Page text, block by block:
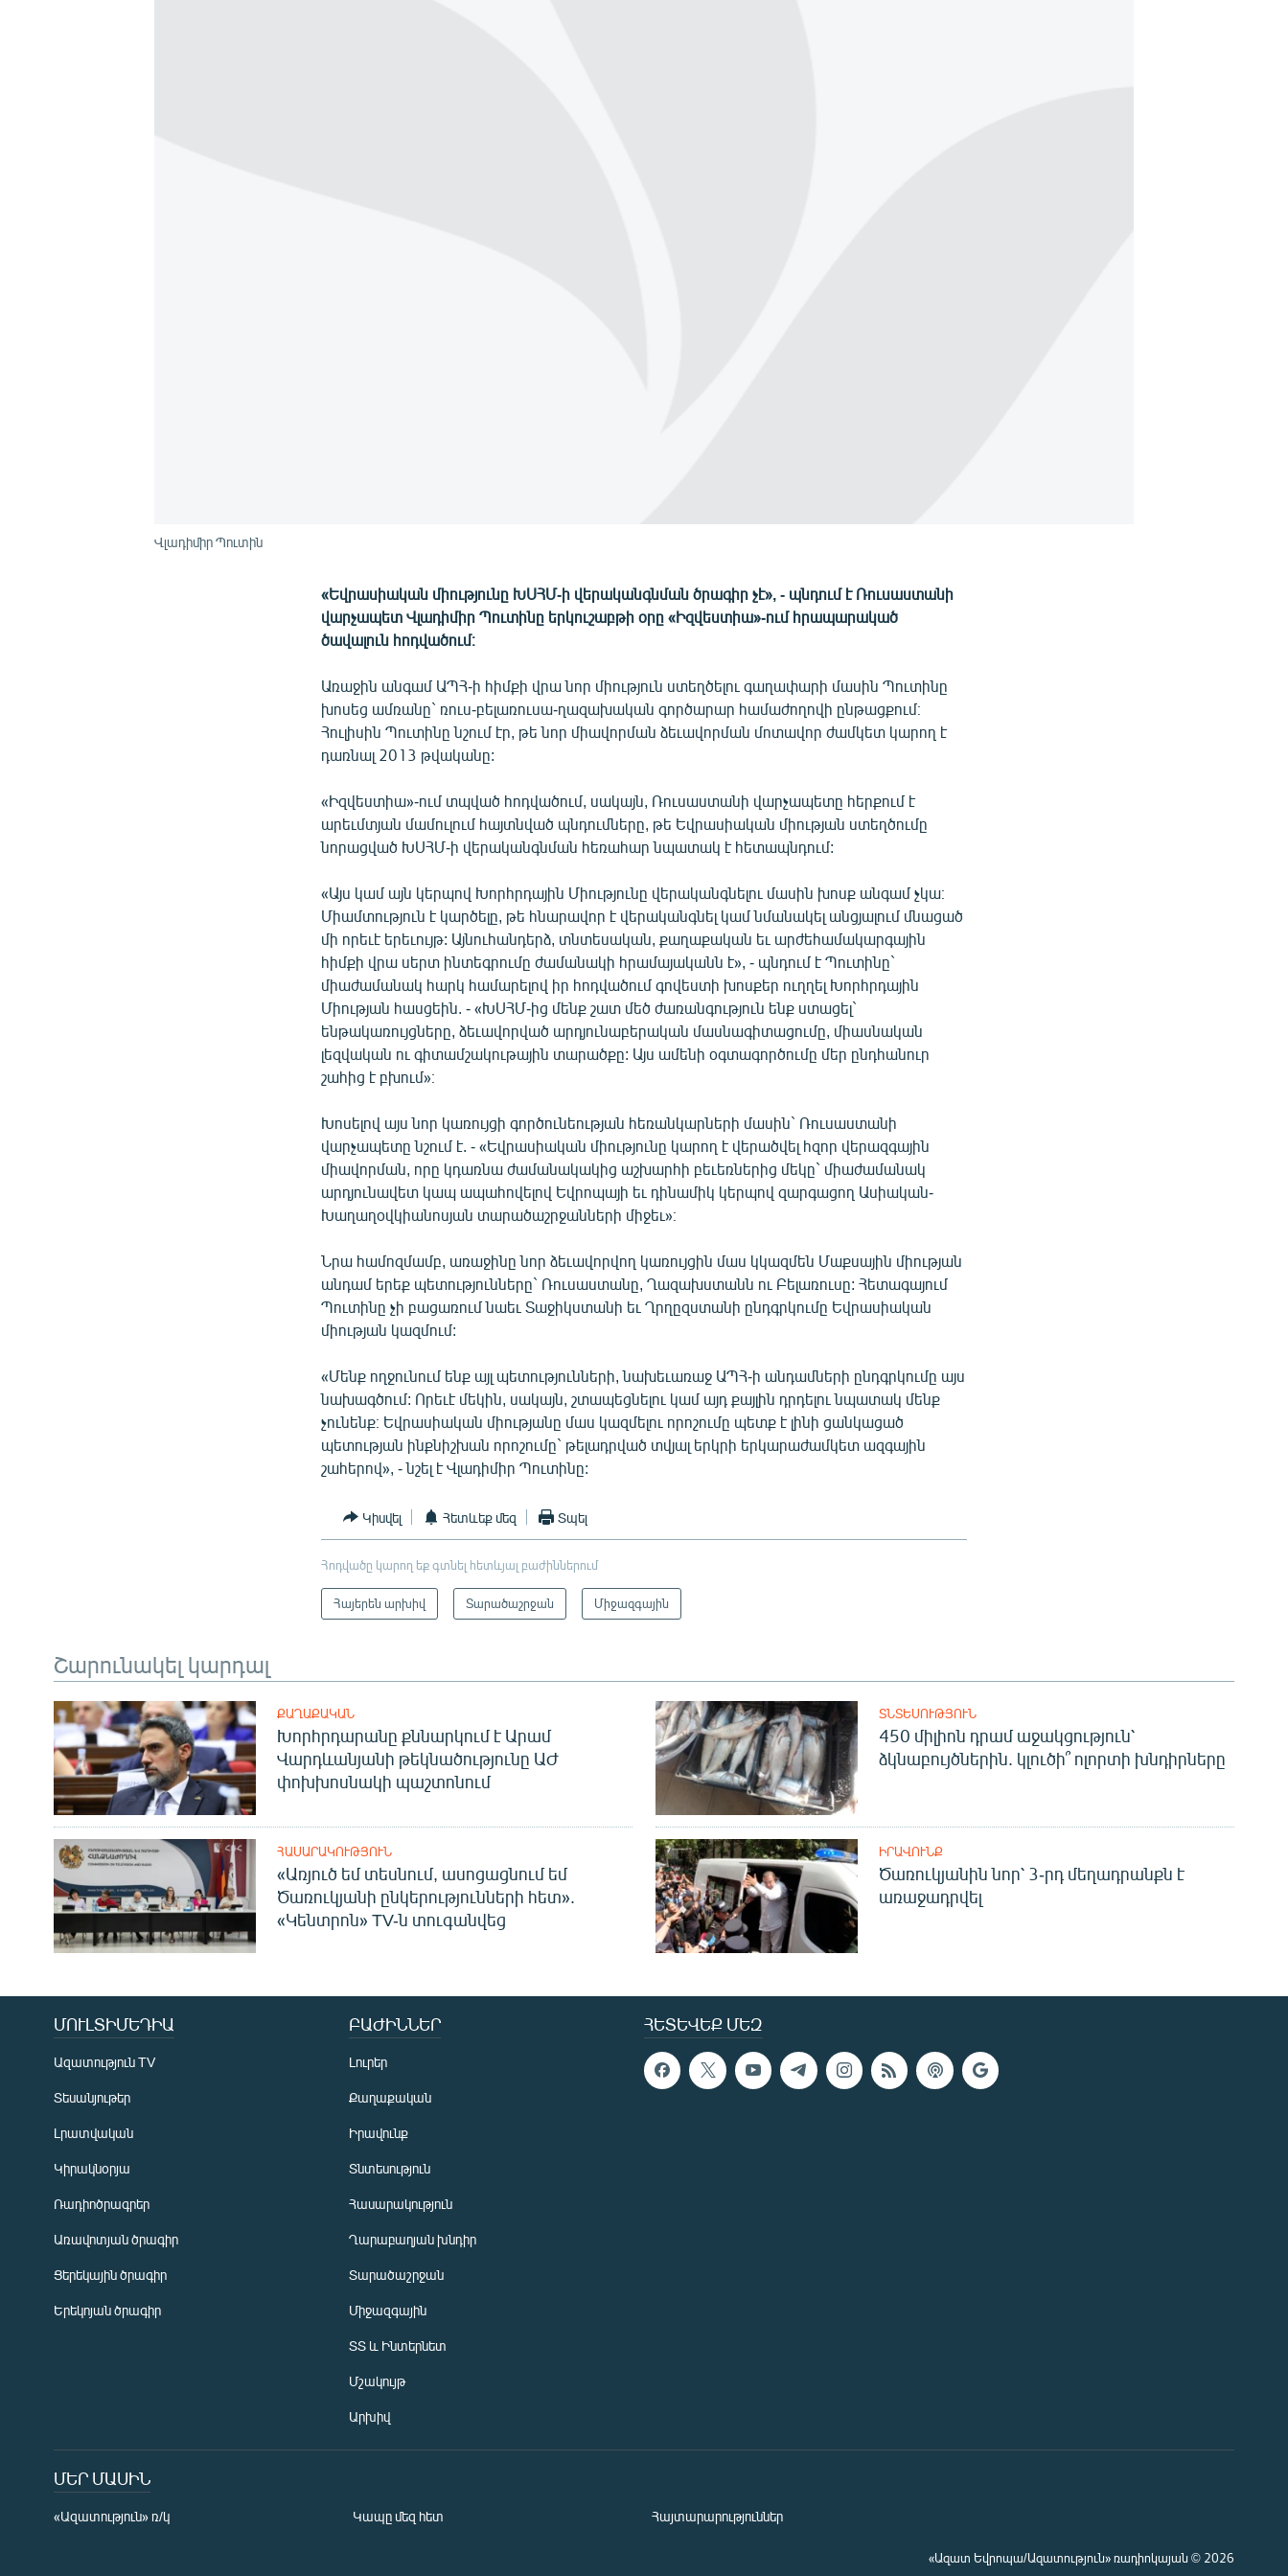
Վլադիմիր Պուտին
«Եվրասիական միությունը ԽՍՀՄ-ի վերականգնման ծրագիր չէ», - պնդում է Ռուսաստանի
վարչապետ Վլադիմիր Պուտինը երկուշաբթի օրը «Իզվեստիա»-ում հրապարակած
ծավալուն հոդվածում։
Առաջին անգամ ԱՊՀ-ի հիմքի վրա նոր միություն ստեղծելու գաղափարի մասին Պուտինը
խոսեց ամռանը` ռուս-բելառուսա-ղազախական գործարար համաժողովի ընթացքում։
Հուլիսին Պուտինը նշում էր, թե նոր միավորման ձեւավորման մոտավոր ժամկետ կարող է
դառնալ 2013 թվականը:
«Իզվեստիա»-ում տպված հոդվածում, սակայն, Ռուսաստանի վարչապետը հերքում է
արեւմտյան մամուլում հայտնված պնդումները, թե Եվրասիական միության ստեղծումը
նորացված ԽՍՀՄ-ի վերականգնման հեռահար նպատակ է հետապնդում:
«Այս կամ այն կերպով Խորհրդային Միությունը վերականգնելու մասին խոսք անգամ չկա։
Միամտություն է կարծելը, թե հնարավոր է վերականգնել կամ նմանակել անցյալում մնացած
մի որեւէ երեւույթ: Այնուհանդերձ, տնտեսական, քաղաքական եւ արժեհամակարգային
հիմքի վրա սերտ ինտեգրումը ժամանակի հրամայականն է», - պնդում է Պուտինը`
միաժամանակ հարկ համարելով իր հոդվածում գովեստի խոսքեր ուղղել Խորհրդային
Միության հասցեին. - «ԽՍՀՄ-ից մենք շատ մեծ ժառանգություն ենք ստացել`
ենթակառույցները, ձեւավորված արդյունաբերական մասնագիտացումը, միասնական
լեզվական ու գիտամշակութային տարածքը: Այս ամենի օգտագործումը մեր ընդհանուր
շահից է բխում»։
Խոսելով այս նոր կառույցի գործունեության հեռանկարների մասին` Ռուսաստանի
վարչապետը նշում է. - «Եվրասիական միությունը կարող է վերածվել հզոր վերազգային
միավորման, որը կդառնա ժամանակակից աշխարհի բեւեռներից մեկը` միաժամանակ
արդյունավետ կապ ապահովելով Եվրոպայի եւ դինամիկ կերպով զարգացող Ասիական-
Խաղաղօվկիանոսյան տարածաշրջանների միջեւ»։
Նրա համոզմամբ, առաջինը նոր ձեւավորվող կառույցին մաս կկազմեն Մաքսային միության
անդամ երեք պետությունները` Ռուսաստանը, Ղազախստանն ու Բելառուսը: Հետագայում
Պուտինը չի բացառում նաեւ Տաջիկստանի եւ Ղրղըզստանի ընդգրկումը Եվրասիական
միության կազմում:
«Մենք ողջունում ենք այլ պետությունների, նախեւառաջ ԱՊՀ-ի անդամների ընդգրկումը այս
նախագծում: Որեւէ մեկին, սակայն, շտապեցնելու կամ այդ քայլին դրդելու նպատակ մենք
չունենք։ Եվրասիական միությանը մաս կազմելու որոշումը պետք է լինի ցանկացած
պետության ինքնիշխան որոշումը` թելադրված տվյալ երկրի երկարաժամկետ ազգային
շահերով», - նշել է Վլադիմիր Պուտինը:
Կիսվել Հետևեք մեզ Տպել
Հոդվածը կարող եք գտնել հետևյալ բաժիններում
Հայերեն արխիվ Տարածաշրջան Միջազգային
Շարունակել կարդալ
ՔԱՂԱՔԱԿԱՆ
Խորհրդարանը քննարկում է Արամ
Վարդևանյանի թեկնածությունը ԱԺ
փոխխոսնակի պաշտոնում
ՏՆՏԵՍՈՒԹՅՈՒՆ
450 միլիոն դրամ աջակցություն՝
ձկնաբույծներին. կլուծի՞ ոլորտի խնդիրները
ՀԱՍԱՐԱԿՈՒԹՅՈՒՆ
«Առյուծ եմ տեսնում, ասոցացնում եմ
Ծառուկյանի ընկերությունների հետ».
«Կենտրոն» TV-ն տուգանվեց
ԻՐԱՎՈՒՆՔ
Ծառուկյանին նոր՝ 3-րդ մեղադրանքն է
առաջադրվել
ՀԵՏԵՎԵՔ ՄԵԶ
ՄՈՒԼՏԻՄԵԴԻԱ
Ազատություն TV
Տեսանյութեր
Լրատվական
Կիրակնօրյա
Ռադիոծրագրեր
Առավոտյան ծրագիր
Ցերեկային ծրագիր
Երեկոյան ծրագիր
ԲԱԺԻՆՆԵՐ
Լուրեր
Քաղաքական
Իրավունք
Տնտեսություն
Հասարակություն
Ղարաբաղյան խնդիր
Տարածաշրջան
Միջազգային
ՏՏ և Ինտերնետ
Մշակույթ
Արխիվ
ՄԵՐ ՄԱՍԻՆ
«Ազատություն» ռ/կ Կապը մեզ հետ Հայտարարություններ
«Ազատ Եվրոպա/Ազատություն» ռադիոկայան © 2026